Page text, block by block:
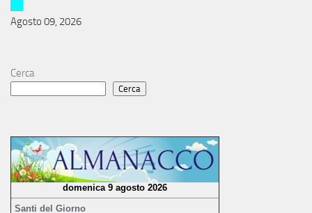
Agosto 09, 2026
Cerca
Cerca